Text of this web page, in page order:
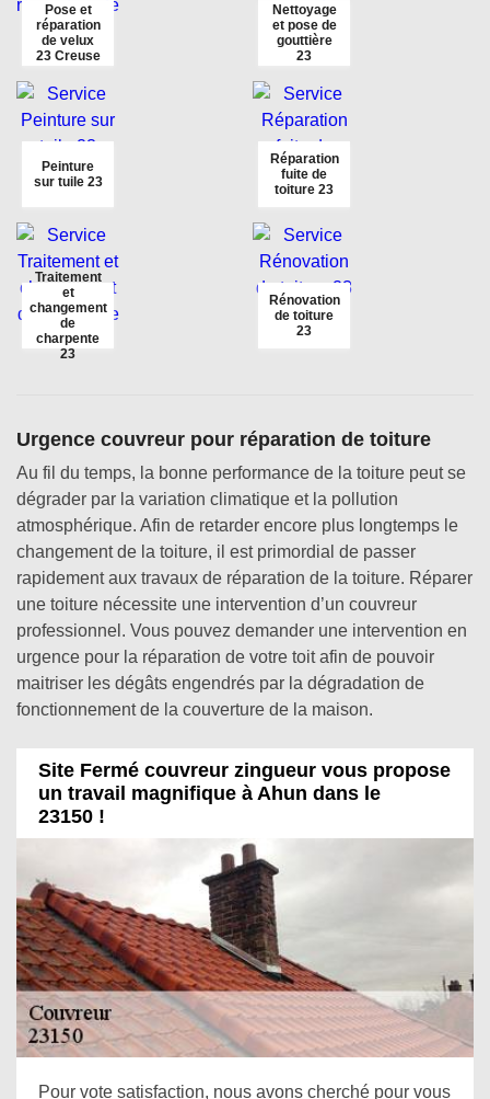
Pose et
réparation
de velux
23 Creuse
Nettoyage
et pose de
gouttière
23
Peinture
sur tuile 23
Réparation
fuite de
toiture 23
Traitement
et
changement
de
charpente
23
Rénovation
de toiture
23
Urgence couvreur pour réparation de toiture
Au fil du temps, la bonne performance de la toiture peut se
dégrader par la variation climatique et la pollution
atmosphérique. Afin de retarder encore plus longtemps le
changement de la toiture, il est primordial de passer
rapidement aux travaux de réparation de la toiture. Réparer
une toiture nécessite une intervention d’un couvreur
professionnel. Vous pouvez demander une intervention en
urgence pour la réparation de votre toit afin de pouvoir
maitriser les dégâts engendrés par la dégradation de
fonctionnement de la couverture de la maison.
Site Fermé couvreur zingueur vous propose
un travail magnifique à Ahun dans le
23150 !
Pour vote satisfaction, nous avons cherché pour vous